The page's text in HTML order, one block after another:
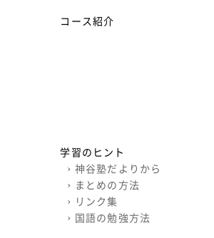
コース紹介
学習のヒント
› 神谷塾だよりから
› まとめの方法
› リンク集
› 国語の勉強方法